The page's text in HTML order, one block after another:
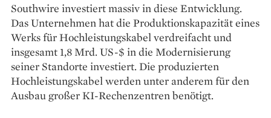
Southwire investiert massiv in diese Entwicklung.
Das Unternehmen hat die Produktionskapazität eines
Werks für Hochleistungskabel verdreifacht und
insgesamt 1,8 Mrd. US-$ in die Modernisierung
seiner Standorte investiert. Die produzierten
Hochleistungskabel werden unter anderem für den
Ausbau großer KI-Rechenzentren benötigt.